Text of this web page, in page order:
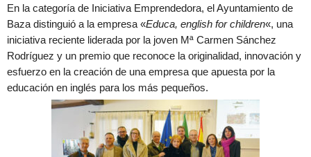
En la categoría de Iniciativa Emprendedora, el Ayuntamiento de
Baza distinguió a la empresa «Educa, english for children«, una
iniciativa reciente liderada por la joven Mª Carmen Sánchez
Rodríguez y un premio que reconoce la originalidad, innovación y
esfuerzo en la creación de una empresa que apuesta por la
educación en inglés para los más pequeños.